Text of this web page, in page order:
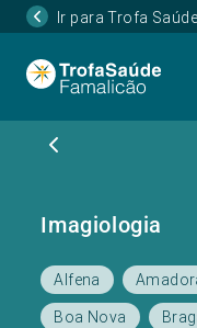
Ir para Trofa Saúde
Imagiologia
Alfena
Boa Nova